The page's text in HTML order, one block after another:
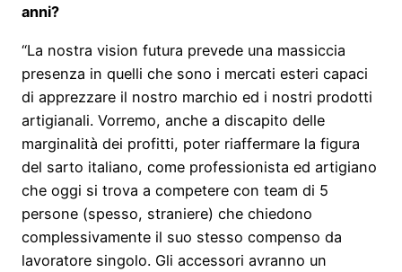
anni?
“La nostra vision futura prevede una massiccia
presenza in quelli che sono i mercati esteri capaci
di apprezzare il nostro marchio ed i nostri prodotti
artigianali. Vorremo, anche a discapito delle
marginalità dei profitti, poter riaffermare la figura
del sarto italiano, come professionista ed artigiano
che oggi si trova a competere con team di 5
persone (spesso, straniere) che chiedono
complessivamente il suo stesso compenso da
lavoratore singolo. Gli accessori avranno un